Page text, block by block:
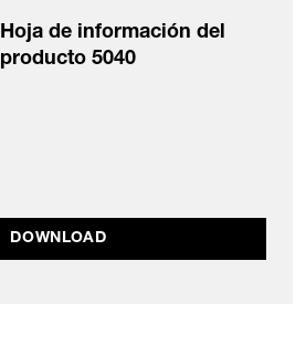
Hoja de información del
producto 5040
DOWNLOAD